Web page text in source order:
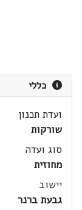
כללי
ועדת תכנון
שורקות
סוג ועדה
מחוזית
יישוב
גבעת ברנר